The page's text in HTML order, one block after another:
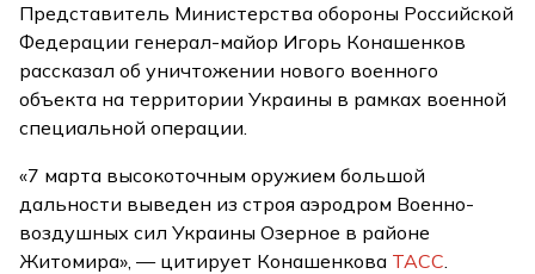
Представитель Министерства обороны Российской
Федерации генерал-майор Игорь Конашенков
рассказал об уничтожении нового военного
объекта на территории Украины в рамках военной
специальной операции.
«7 марта высокоточным оружием большой
дальности выведен из строя аэродром Военно-
воздушных сил Украины Озерное в районе
Житомира», — цитирует Конашенкова ТАСС.